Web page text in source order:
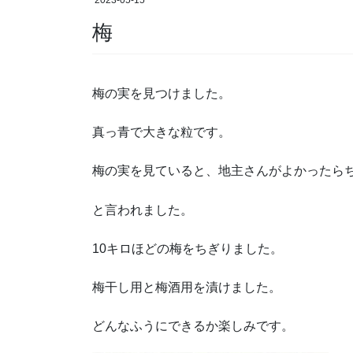
梅
梅の実を見つけました。
真っ青で大きな粒です。
梅の実を見ていると、地主さんがよかったら
と言われました。
10キロほどの梅をちぎりました。
梅干し用と梅酒用を漬けました。
どんなふうにできるか楽しみです。